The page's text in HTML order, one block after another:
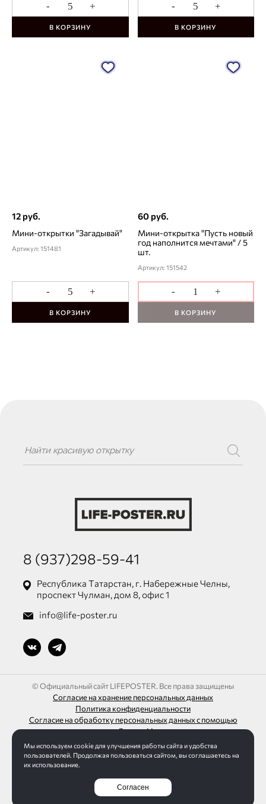
- +
В КОРЗИНУ
- +
В КОРЗИНУ
12 руб.
Мини-открытки "Загадывай"
Артикул: 151481
- +
В КОРЗИНУ
60 руб.
Мини-открытка "Пусть новый
год наполнится мечтами" / 5
шт.
Артикул: 151542
- +
В КОРЗИНУ
8 (937)298-59-41
Республика Татарстан, г. Набережные Челны,
проспект Чулман, дом 8, офис 1
info@life-poster.ru
© Официальный сайт LIFEPOSTER. Все права защищены
Согласие на хранение персональных данных
Политика конфиденциальности
Согласие на обработку персональных данных с помощью
сервиса «Яндекс.Метрика»
ИП Шагалиев Ленар Азатович
ИНН 165032613271 / ОГРН 313165016100095
Разработка сайта Интернет-студия LELI
Мы используем cookie для улучшения работы сайта и удобства
пользователей. Продолжая пользоваться сайтом, вы соглашаетесь на
их использование.
Согласен